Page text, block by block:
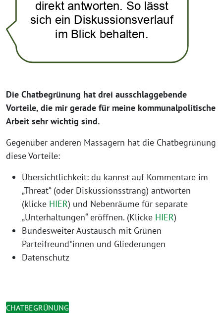
Die Chatbegrünung hat drei ausschlaggebende
Vorteile, die mir gerade für meine kommunalpolitische
Arbeit sehr wichtig sind.
Gegenüber anderen Massagern hat die Chatbegrünung
diese Vorteile:
Übersichtlichkeit: du kannst auf Kommentare im
„Threat“ (oder Diskussionsstrang) antworten
(klicke HIER) und Nebenräume für separate
„Unterhaltungen“ eröffnen. (Klicke HIER)
Bundesweiter Austausch mit Grünen
Parteifreund*innen und Gliederungen
Datenschutz
CHATBEGRÜNUNG